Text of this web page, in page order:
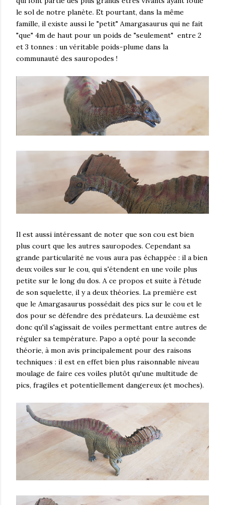
le sol de notre planète. Et pourtant, dans la même
famille, il existe aussi le "petit" Amargasaurus qui ne fait
"que" 4m de haut pour un poids de "seulement" entre 2
et 3 tonnes : un véritable poids-plume dans la
communauté des sauropodes !
Il est aussi intéressant de noter que son cou est bien
plus court que les autres sauropodes. Cependant sa
grande particularité ne vous aura pas échappée : il a bien
deux voiles sur le cou, qui s'étendent en une voile plus
petite sur le long du dos. A ce propos et suite à l'étude
de son squelette, il y a deux théories. La première est
que le Amargasaurus possédait des pics sur le cou et le
dos pour se défendre des prédateurs. La deuxième est
donc qu'il s'agissait de voiles permettant entre autres de
réguler sa température. Papo a opté pour la seconde
théorie, à mon avis principalement pour des raisons
techniques : il est en effet bien plus raisonnable niveau
moulage de faire ces voiles plutôt qu'une multitude de
pics, fragiles et potentiellement dangereux (et moches).